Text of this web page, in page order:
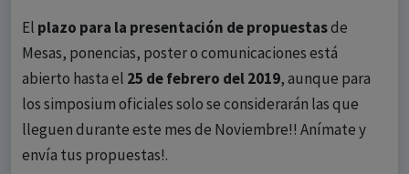
El plazo para la presentación de propuestasde
Mesas, ponencias, poster o comunicaciones está
abierto hasta el 25 de febrero del 2019, aunque para
los simposium oficiales solo se considerarán las que
lleguen durante este mes de Noviembre!! Anímate y
envía tus propuestas!.